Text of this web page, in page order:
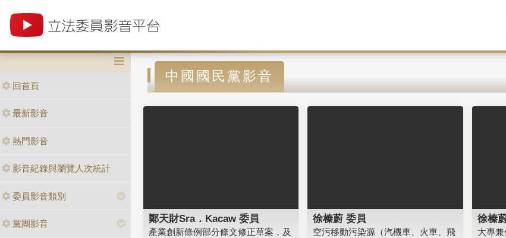
回首頁
最新影音
熱門影音
影音紀錄與瀏覽人次統計
委員影音類別
黨團影音
中國國民黨影音
鄭天財Sra．Kacaw 委員
產業創新條例部分條文修正草案，及
徐榛蔚 委員
空污移動污染源（汽機車、火車、飛
徐榛
大專